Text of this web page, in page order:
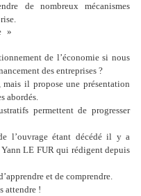
de nombreux mécanismes
de l’économie si nous
des entreprises ?
il propose une présentation
abordés.
permettent de progresser
l’ouvrage étant décédé il y a
Yann LE FUR qui rédigent depuis
et de comprendre.
attendre !